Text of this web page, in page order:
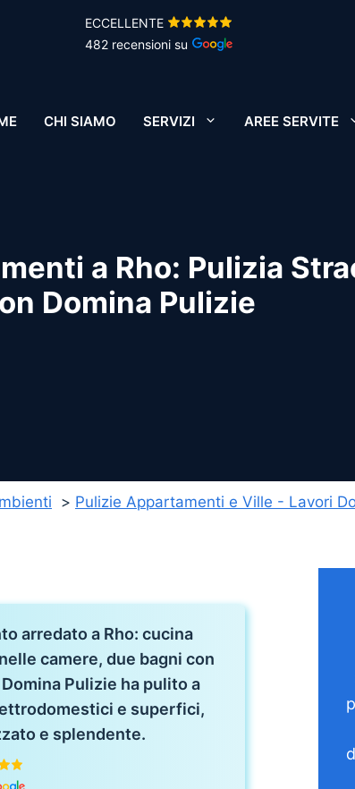
ECCELLENTE
482 recensioni su
CHI SIAMO SERVIZI AREE SERVITE
a Rho: Pulizia
Domina Pulizie
Pulizie Appartamenti e Ville - Lavori
arredato a Rho: cucina
camere, due bagni con
Pulizie ha pulito a
e superfici,
e splendente.